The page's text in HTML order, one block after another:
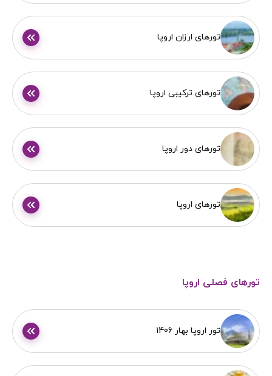
تورهای ارزان اروپا
تورهای ترکیبی اروپا
تورهای دور اروپا
تورهای اروپا
تورهای فصلی اروپا
تور اروپا بهار 1406